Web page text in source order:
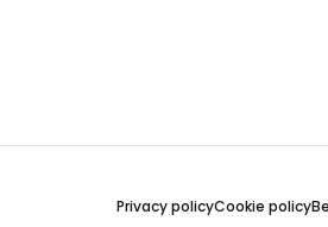
Privacy policyCookie policy